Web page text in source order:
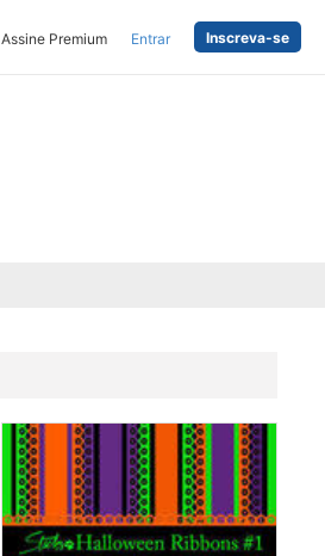
Assine Premium Entrar Inscreva-se